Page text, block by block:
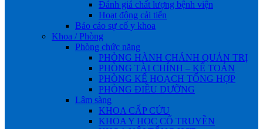
Đánh giá chất lượng bệnh viện
Hoạt động cải tiến
Báo cáo sự cố y khoa
Khoa / Phòng
Phòng chức năng
PHÒNG HÀNH CHÁNH QUẢN TRỊ
PHÒNG TÀI CHÍNH – KẾ TOÁN
PHÒNG KẾ HOẠCH TỔNG HỢP
PHÒNG ĐIỀU DƯỠNG
Lâm sàng
KHOA CẤP CỨU
KHOA Y HỌC CỔ TRUYỀN